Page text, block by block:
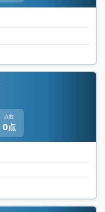
点数
0点